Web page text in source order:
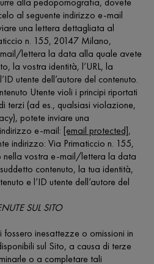
al seguente indirizzo e-mail
una lettera dettagliata al
n. 155, 20147 Milano,
lettera la data alla quale avete
la vostra identità, l’URL, la
utente dell’autore del contenuto.
Utente violi i principi riportati
terzi (ad es., qualsiasi violazione,
potete inviare una
e-mail: [email protected],
indirizzo: Via Primaticcio n. 155,
nella vostra e-mail/lettera la data
contenuto, la tua identità,
e l’ID utente dell’autore del
SUL SITO
inesattezze o omissioni in
sul Sito, a causa di terze
o a completare tali